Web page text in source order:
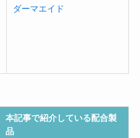
ダーマエイド
本記事で紹介している配合製
品